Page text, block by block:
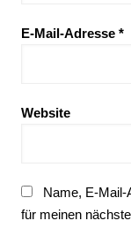
E-Mail-Adresse *
Website
Name, E-
für meinen